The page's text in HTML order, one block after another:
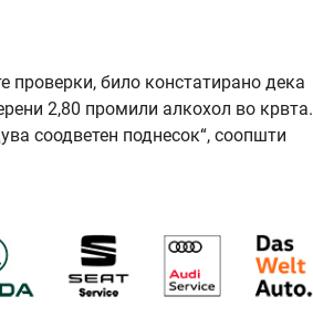
проверки, било констатирано дека
2,80 промили алкохол во крвта.
соодветен поднесок“, соопшти